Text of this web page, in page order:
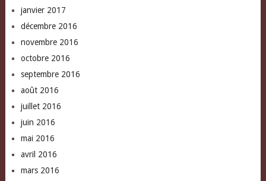
janvier 2017
décembre 2016
novembre 2016
octobre 2016
septembre 2016
août 2016
juillet 2016
juin 2016
mai 2016
avril 2016
mars 2016